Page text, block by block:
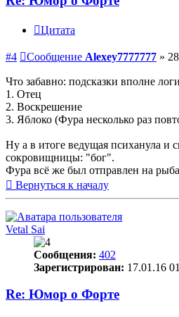
Цитата
#4 Сообщение Alexey7777777 »
Что забавно: подсказки вполне
1. Отец
2. Воскрешение
3. Яблоко (Фура несколько раз
Ну а в итоге ведущая психанула и
сокровищницы: "бог".
Фура всё же был отправлен на
Вернуться к началу
Vetal Sai
Сообщения: 402
Зарегистрирован: 17.01.16
Re: Юмор о Форте